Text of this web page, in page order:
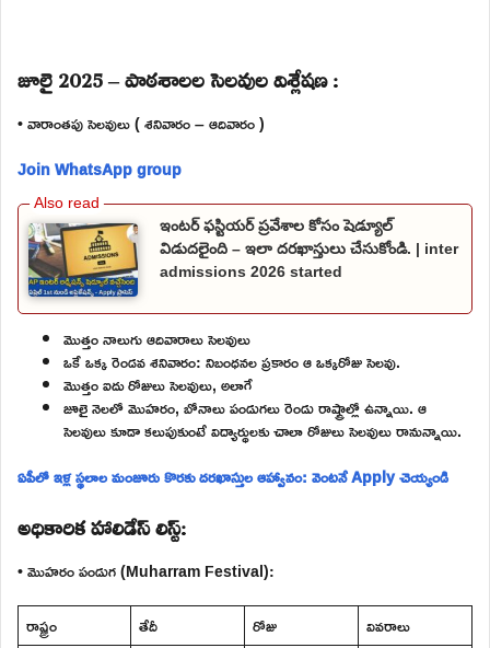
జూలై 2025 – పాఠశాలల సెలవుల విశ్లేషణ :
• వారాంతపు సెలవులు ( శనివారం – ఆదివారం )
Join WhatsApp group
ఇంటర్ ఫస్టియర్ ప్రవేశాల కోసం షెడ్యూల్
విడుదలైంది – ఇలా దరఖాస్తులు చేసుకోండి. | inter
admissions 2026 started
మొత్తం నాలుగు ఆదివారాలు సెలవులు
ఒకే ఒక్క రెండవ శనివారం: నిబంధనల ప్రకారం ఆ ఒక్కరోజు సెలవు.
మొత్తం ఐదు రోజులు సెలవులు, అలాగే
జూలై నెలలో మొహరం, బోనాలు పండుగలు రెండు రాష్ట్రాల్లో ఉన్నాయి. ఆ
సెలవులు కూడా కలుపుకుంటే విద్యార్థులకు చాలా రోజులు సెలవులు రానున్నాయి.
ఏపీలో ఇళ్ల స్థలాల మంజూరు కొరకు దరఖాస్తుల ఆహ్వానం: వెంటనే Apply చెయ్యండి
అధికారిక హాలిడేస్ లిస్ట్:
• మొహరం పండుగ (Muharram Festival):
రాష్ట్రం
తేదీ రోజు వివరాలు